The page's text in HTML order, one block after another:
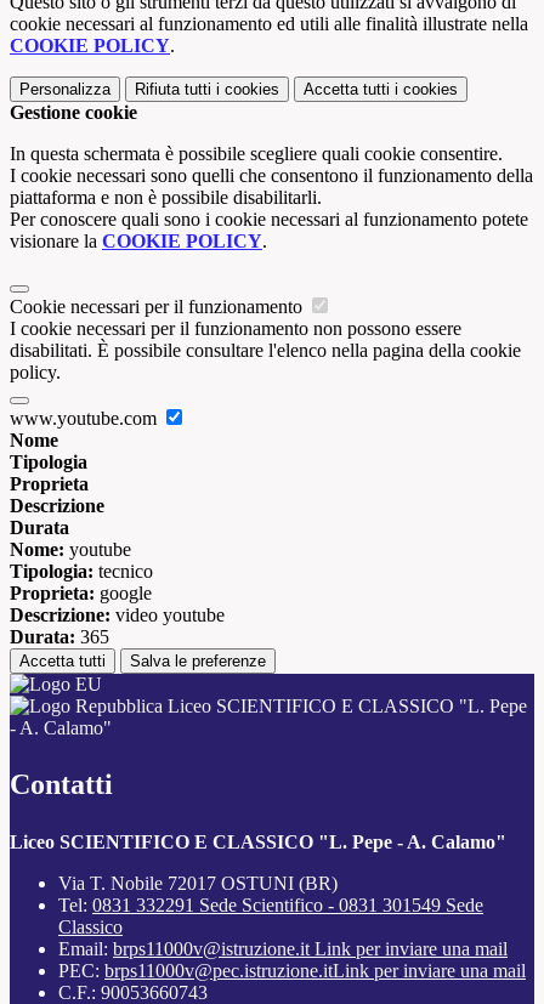
cookie necessari al funzionamento ed utili alle finalità illustrate nella
COOKIE POLICY.
Personalizza Rifiuta tutti i cookies Accetta tutti i cookies
Gestione cookie
In questa schermata è possibile scegliere quali cookie consentire.
I cookie necessari sono quelli che consentono il funzionamento della
piattaforma e non è possibile disabilitarli.
Per conoscere quali sono i cookie necessari al funzionamento potete
visionare la COOKIE POLICY.
Cookie necessari per il funzionamento
I cookie necessari per il funzionamento non possono essere
disabilitati. È possibile consultare l'elenco nella pagina della cookie
policy.
www.youtube.com
Nome
Tipologia
Proprieta
Descrizione
Durata
Nome: youtube
Tipologia: tecnico
Proprieta: google
Descrizione: video youtube
Durata: 365
Accetta tutti Salva le preferenze
Liceo SCIENTIFICO E CLASSICO "L. Pepe
- A. Calamo"
Contatti
Liceo SCIENTIFICO E CLASSICO "L. Pepe - A. Calamo"
Via T. Nobile 72017 OSTUNI (BR)
Tel: 0831 332291 Sede Scientifico - 0831 301549 Sede
Classico
Email: brps11000v@istruzione.it Link per inviare una mail
PEC: brps11000v@pec.istruzione.itLink per inviare una mail
C.F.: 90053660743